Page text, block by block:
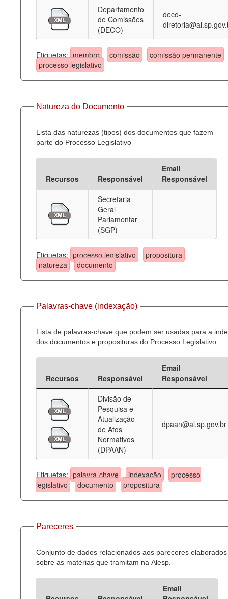
Departamento
de Comissões
(DECO)
deco-
Etiquetas: membro comissão
comissão permanente
processo legislativo
Natureza do Documento
Lista das naturezas (tipos) dos documentos que fazem
parte do Processo Legislativo
Recursos Responsável
Email
Responsável
Secretaria
Geral
Parlamentar
(SGP)
Etiquetas: processo legislativo
propositura
natureza
documento
Palavras-chave (indexação)
Lista de palavras-chave que podem ser usadas para a
dos documentos e proposituras do Processo Legislativo.
Recursos Responsável
Email
Responsável
Divisão de
Pesquisa e
Atualização
de Atos
Normativos
(DPAAN)
dpaan@al.sp.gov.br
Etiquetas: palavra-chave indexação
processo
legislativo
documento propositura
Pareceres
Conjunto de dados relacionados aos pareceres elaborados
sobre as matérias que tramitam na Alesp.
Email